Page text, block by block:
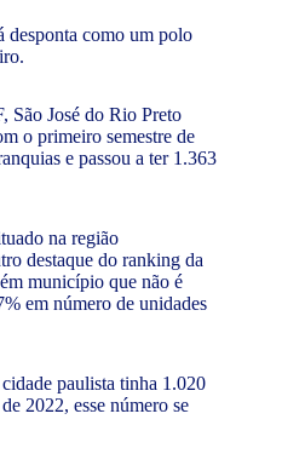
desponta como um polo
São José do Rio Preto
o primeiro semestre de
e passou a ter 1.363
na região
destaque do ranking da
município que não é
em número de unidades
paulista tinha 1.020
2022, esse número se